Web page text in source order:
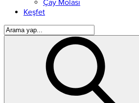
Çay Molası
Keşfet